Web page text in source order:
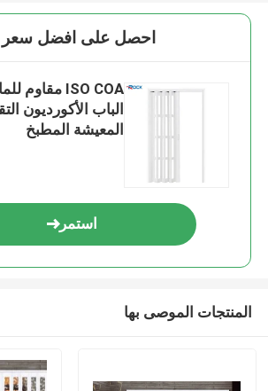
احصل على افضل
الباب الأكورديون
المعيشة المطبخ
استمر
المنتجات الموصى بها